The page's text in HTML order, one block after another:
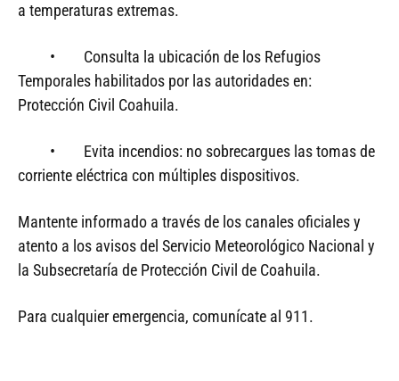
a temperaturas extremas.
• Consulta la ubicación de los Refugios
Temporales habilitados por las autoridades en:
Protección Civil Coahuila.
• Evita incendios: no sobrecargues las tomas de
corriente eléctrica con múltiples dispositivos.
Mantente informado a través de los canales oficiales y
atento a los avisos del Servicio Meteorológico Nacional y
la Subsecretaría de Protección Civil de Coahuila.
Para cualquier emergencia, comunícate al 911.